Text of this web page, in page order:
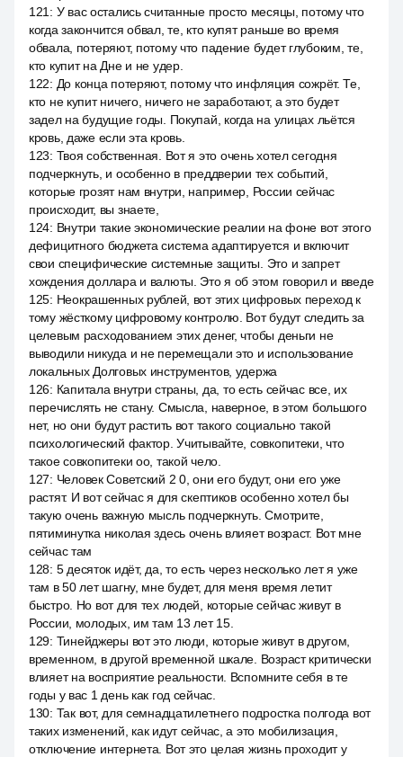
121 : У вас остались считанные просто месяцы, потому что
когда закончится обвал, те, кто купят раньше во время
обвала, потеряют, потому что падение будет глубоким, те,
кто купит на Дне и не удер.
122: До конца потеряют, потому что инфляция сожрёт. Те,
кто не купит ничего, ничего не заработают, а это будет
задел на будущие годы. Покупай, когда на улицах льётся
кровь, даже если эта кровь.
123: Твоя собственная. Вот я это очень хотел сегодня
подчеркнуть, и особенно в преддверии тех событий,
которые грозят нам внутри, например, России сейчас
происходит, вы знаете,
124: Внутри такие экономические реалии на фоне вот этого
дефицитного бюджета система адаптируется и включит
свои специфические системные защиты. Это и запрет
хождения доллара и валюты. Это я об этом говорил и введе
125: Неокрашенных рублей, вот этих цифровых переход к
тому жёсткому цифровому контролю. Вот будут следить за
целевым расходованием этих денег, чтобы деньги не
выводили никуда и не перемещали это и использование
локальных Долговых инструментов, удержа
126: Капитала внутри страны, да, то есть сейчас все, их
перечислять не стану. Смысла, наверное, в этом большого
нет, но они будут растить вот такого социально такой
психологический фактор. Учитывайте, совкопитеки, что
такое совкопитеки оо, такой чело.
127: Человек Советский 2 0, они его будут, они его уже
растят. И вот сейчас я для скептиков особенно хотел бы
такую очень важную мысль подчеркнуть. Смотрите,
пятиминутка николая здесь очень влияет возраст. Вот мне
сейчас там
128: 5 десяток идёт, да, то есть через несколько лет я уже
там в 50 лет шагну, мне будет, для меня время летит
быстро. Но вот для тех людей, которые сейчас живут в
России, молодых, им там 13 лет 15.
129: Тинейджеры вот это люди, которые живут в другом,
временном, в другой временной шкале. Возраст критически
влияет на восприятие реальности. Вспомните себя в те
годы у вас 1 день как год сейчас.
130: Так вот, для семнадцатилетнего подростка полгода вот
таких изменений, как идут сейчас, а это мобилизация,
отключение интернета. Вот это целая жизнь проходит у